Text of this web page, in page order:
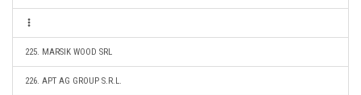
225. MARSIK WOOD SRL
226. APT AG GROUP S.R.L.